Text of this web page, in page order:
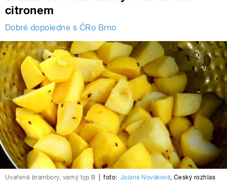
citronem
Dobré dopoledne s ČRo Brno
Uvařené brambory, varný typ B foto: Jolana Nováková, Český rozhlas